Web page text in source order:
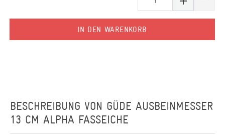
IN DEN WARENKORB
BESCHREIBUNG VON GÜDE AUSBEINMESSER
13 CM ALPHA FASSEICHE